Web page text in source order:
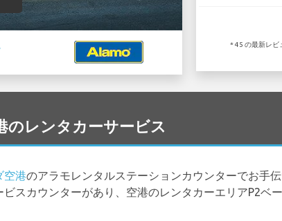
* 45 の最新レビ
レンタカーサービス
空港のアラモレンタルステーションカウンターでお手
スカウンターがあり、空港のレンタカーエリアP2ベ